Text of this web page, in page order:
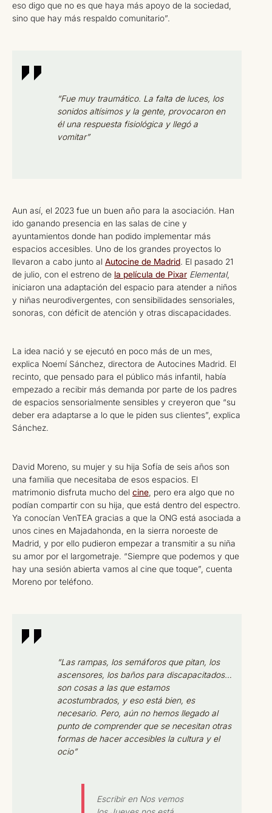
eso digo que no es que haya más apoyo de la sociedad,
sino que hay más respaldo comunitario”.
“Fue muy traumático. La falta de luces, los
sonidos altísimos y la gente, provocaron en
él una respuesta fisiológica y llegó a
vomitar”
Aun así, el 2023 fue un buen año para la asociación. Han
ido ganando presencia en las salas de cine y
ayuntamientos donde han podido implementar más
espacios accesibles. Uno de los grandes proyectos lo
llevaron a cabo junto al Autocine de Madrid. El pasado 21
de julio, con el estreno de la película de Pixar Elemental,
iniciaron una adaptación del espacio para atender a niños
y niñas neurodivergentes, con sensibilidades sensoriales,
sonoras, con déficit de atención y otras discapacidades.
La idea nació y se ejecutó en poco más de un mes,
explica Noemí Sánchez, directora de Autocines Madrid. El
recinto, que pensado para el público más infantil, había
empezado a recibir más demanda por parte de los padres
de espacios sensorialmente sensibles y creyeron que “su
deber era adaptarse a lo que le piden sus clientes”, explica
Sánchez.
David Moreno, su mujer y su hija Sofía de seis años son
una familia que necesitaba de esos espacios. El
matrimonio disfruta mucho del cine , pero era algo que no
podían compartir con su hija, que está dentro del espectro.
Ya conocían VenTEA gracias a que la ONG está asociada a
unos cines en Majadahonda, en la sierra noroeste de
Madrid, y por ello pudieron empezar a transmitir a su niña
su amor por el largometraje. “Siempre que podemos y que
hay una sesión abierta vamos al cine que toque”, cuenta
Moreno por teléfono.
“Las rampas, los semáforos que pitan, los
ascensores, los baños para discapacitados…
son cosas a las que estamos
acostumbrados, y eso está bien, es
necesario. Pero, aún no hemos llegado al
punto de comprender que se necesitan otras
formas de hacer accesibles la cultura y el
ocio”
Escribir en Nos vemos